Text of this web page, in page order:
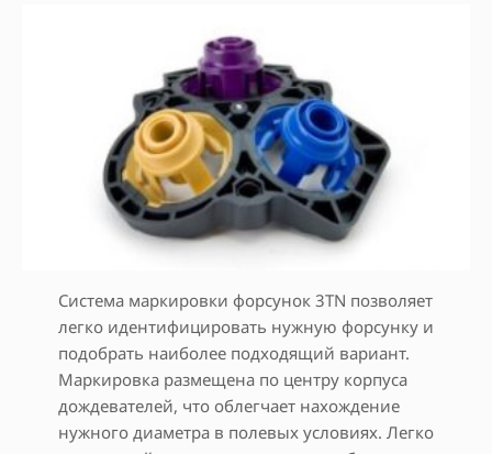
Система маркировки форсунок 3TN позволяет
легко идентифицировать нужную форсунку и
подобрать наиболее подходящий вариант.
Маркировка размещена по центру корпуса
дождевателей, что облегчает нахождение
нужного диаметра в полевых условиях. Легко